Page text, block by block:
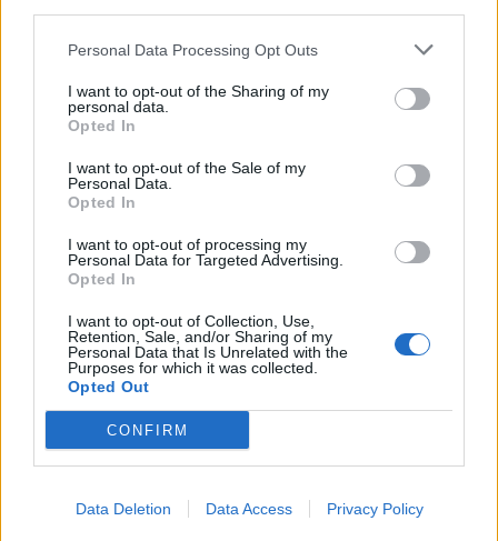
Personal Data Processing Opt Outs
I want to opt-out of the Sharing of my
personal data.
Opted In
I want to opt-out of the Sale of my
Personal Data.
Opted In
I want to opt-out of processing my
Personal Data for Targeted Advertising.
Opted In
I want to opt-out of Collection, Use,
Retention, Sale, and/or Sharing of my
Personal Data that Is Unrelated with the
Purposes for which it was collected.
Opted Out
CONFIRM
Data Deletion Data Access Privacy Policy
Anno di Fondazione:1905
Stadio:Stamford Bridge (41.837)
Presidente: Todd Boehly
Manager:Enzo Maresca
ALBO D'ORO
Premier League:
League Cup:5
Champions League:2